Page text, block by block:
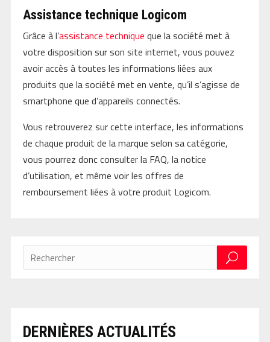
Assistance technique Logicom
Grâce à l’assistance technique que la société met à
votre disposition sur son site internet, vous pouvez
avoir accès à toutes les informations liées aux
produits que la société met en vente, qu’il s’agisse de
smartphone que d’appareils connectés.
Vous retrouverez sur cette interface, les informations
de chaque produit de la marque selon sa catégorie,
vous pourrez donc consulter la FAQ, la notice
d’utilisation, et même voir les offres de
remboursement liées à votre produit Logicom.
DERNIÈRES ACTUALITÉS